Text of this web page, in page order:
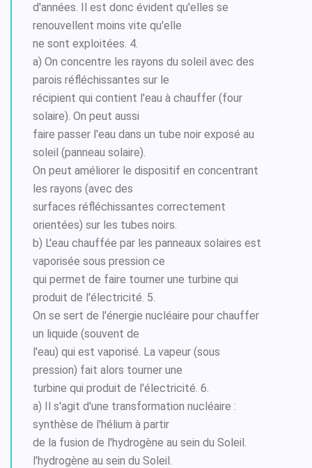
d'années. Il est donc évident qu'elles se
renouvellent moins vite qu'elle
ne sont exploitées. 4.
a) On concentre les rayons du soleil avec des
parois réfléchissantes sur le
récipient qui contient l'eau à chauffer (four
solaire). On peut aussi
faire passer l'eau dans un tube noir exposé au
soleil (panneau solaire).
On peut améliorer le dispositif en concentrant
les rayons (avec des
surfaces réfléchissantes correctement
orientées) sur les tubes noirs.
b) L'eau chauffée par les panneaux solaires est
vaporisée sous pression ce
qui permet de faire tourner une turbine qui
produit de l'électricité. 5.
On se sert de l'énergie nucléaire pour chauffer
un liquide (souvent de
l'eau) qui est vaporisé. La vapeur (sous
pression) fait alors tourner une
turbine qui produit de l'électricité. 6.
a) Il s'agit d'une transformation nucléaire :
synthèse de l'hélium à partir
de la fusion de l'hydrogène au sein du Soleil.
l'hydrogène au sein du Soleil.